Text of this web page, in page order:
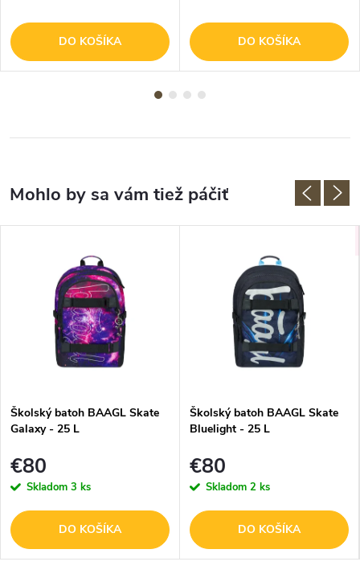
DO KOŠÍKA DO KOŠÍKA
Školský batoh BAAGL Skate
Galaxy - 25 L
€80
Skladom 3 ks
DO KOŠÍKA
Školský batoh BAAGL Skate
Bluelight - 25 L
€80
Skladom 2 ks
DO KOŠÍKA